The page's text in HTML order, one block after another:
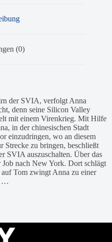
(0)
der SVIA, verfolgt Anna
denn seine Silicon Valley
mit einem Virenkrieg. Mit Hilfe
in der chinesischen Stadt
einzudringen, wo an diesem
Strecke zu bringen, beschließt
SVIA auszuschalten. Über das
Job nach New York. Dort schlägt
Tom zwingt Anna zu einer
…